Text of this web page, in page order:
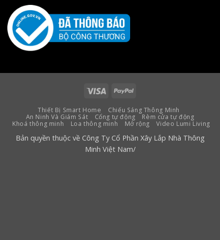
Visa PayPal
Thiết Bị Smart Home
Chiếu Sáng Thông Minh
An Ninh Và Giám Sát
Cổng tự động
Rèm cửa tự động
Khoá thông minh
Loa thông minh Mở rộng Video Lumi Living
Bản quyền thuộc về Công Ty Cổ Phần Xây Lắp Nhà Thông
Minh Việt Nam/